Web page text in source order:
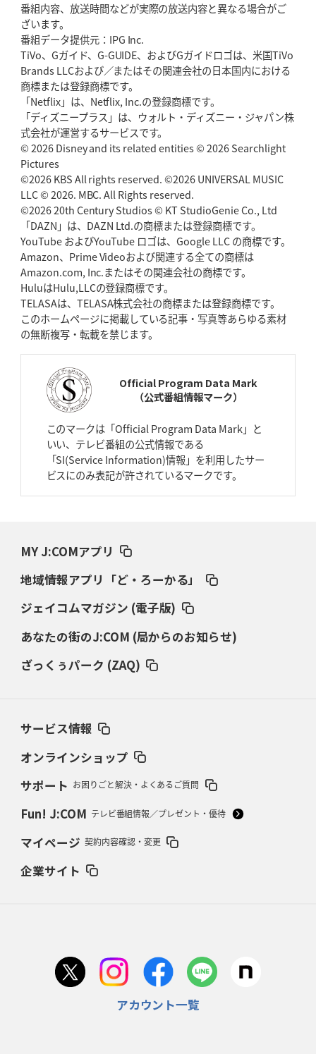
2026年5月21日(木)更新
狭山RG、ライチェル海遥スタッフ入り
ッション
2026年5月14日(木)更新
神戸、1位通過の立役者レタリック
「悲運の闘将」宮地克実氏死去 熱血指導で埼玉WKの基礎築く
2026年4月30日(木)更新
BR東京、「ユニバーサルデー」の意義「特別からノーマルへ」が最終
ゴール
2026年4月23日(木)更新
元代表ラピース、今季限りで引退「クボタは10年いた自分のホーム」
2026年4月16日(木)更新
BL東京「強化拠点」を「共有財産」に新クラブハウスは「皆に開かれ
た空間」
2026年4月9日(木)更新
スティーラーズ、名門復活の足音
2026年4月2日(木)更新
2026年3月26日(木)更新
AZ-COM丸和、リーグワンへ参入決定 「フィールド丸ごと計測機器」の
ダイナボアーズ、“逆輸入SO”三宅駿
「ニュージーランドのフレア（閃
2026年3月5日(木)更新
2026年2月19日(木)更新
37年女子W杯招致への課題と期待
2026年2月12日(木)更新
2026年2月5日(木)更新
占い方
首位スピアーズ、充実の攻撃力 「湧き出る」パスでトライ量産
番組内容、放送時間などが実際の放送内容と異なる場合がご
ざいます。
番組データ提供元：IPG Inc.
TiVo、Gガイド、G-GUIDE、およびGガイドロゴは、米国TiVo
Brands LLCおよび／またはその関連会社の日本国内における
商標または登録商標です。
「Netflix」は、Netflix, Inc.の登録商標です。
「ディズニープラス」は、ウォルト・ディズニー・ジャパン株
式会社が運営するサービスです。
© 2026 Disney and its related entities © 2026 Searchlight
Pictures
©2026 KBS All rights reserved. ©2026 UNIVERSAL MUSIC
LLC © 2026. MBC. All Rights reserved.
©2026 20th Century Studios © KT StudioGenie Co., Ltd
「DAZN」は、DAZN Ltd.の商標または登録商標です。
YouTube およびYouTube ロゴは、Google LLC の商標です。
Amazon、Prime Videoおよび関連する全ての商標は
Amazon.com, Inc.またはその関連会社の商標です。
HuluはHulu,LLCの登録商標です。
TELASAは、TELASA株式会社の商標または登録商標です。
このホームページに掲載している記事・写真等あらゆる素材
の無断複写・転載を禁じます。
Official Program Data Mark
（公式番組情報マーク）
このマークは「Official Program Data Mark」と
いい、テレビ番組の公式情報である
「SI(Service Information)情報」を利用したサー
ビスにのみ表記が許されているマークです。
MY J:COMアプリ
地域情報アプリ「ど・ろーかる」
ジェイコムマガジン (電子版)
あなたの街のJ:COM (局からのお知らせ)
ざっくぅパーク (ZAQ)
サービス情報
オンラインショップ
サポート お困りごと解決・よくあるご質問
Fun! J:COM テレビ番組情報／プレゼント・優待
マイページ 契約内容確認・変更
企業サイト
アカウント一覧